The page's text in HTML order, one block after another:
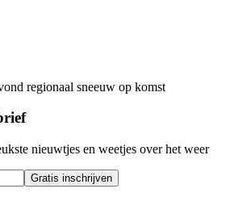
regionaal sneeuw op komst
nieuwtjes en weetjes over het weer
Gratis inschrijven